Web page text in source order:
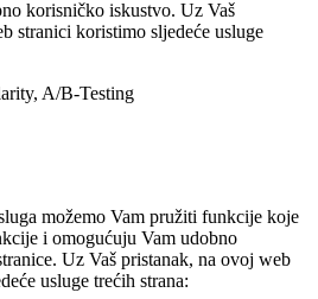
korisničko iskustvo. Uz Vaš
stranici koristimo sljedeće usluge
A/B-Testing
možemo Vam pružiti funkcije koje
i omogućuju Vam udobno
Uz Vaš pristanak, na ovoj web
usluge trećih strana: